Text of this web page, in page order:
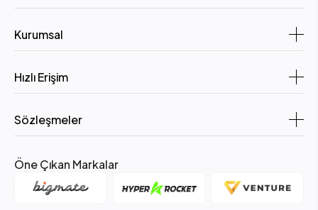
Kurumsal
Hızlı Erişim
Sözleşmeler
Öne Çıkan Markalar